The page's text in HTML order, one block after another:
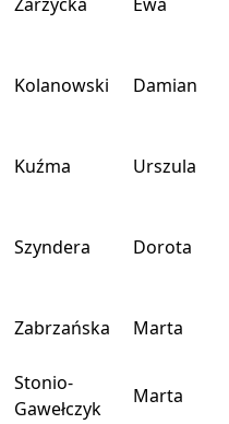
Kolanowski Damian
Kuźma Urszula
Szyndera Dorota
Zabrzańska Marta
Stonio-
Gawełczyk
Marta